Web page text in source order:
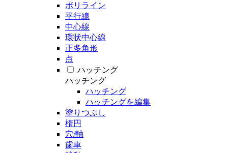
ポリライン
平行線
中心線
環状中心線
正多角形
点
ハッチング
ハッチング
ハッチング
ハッチングを編集
塗りつぶし
楕円
穴/軸
歯車